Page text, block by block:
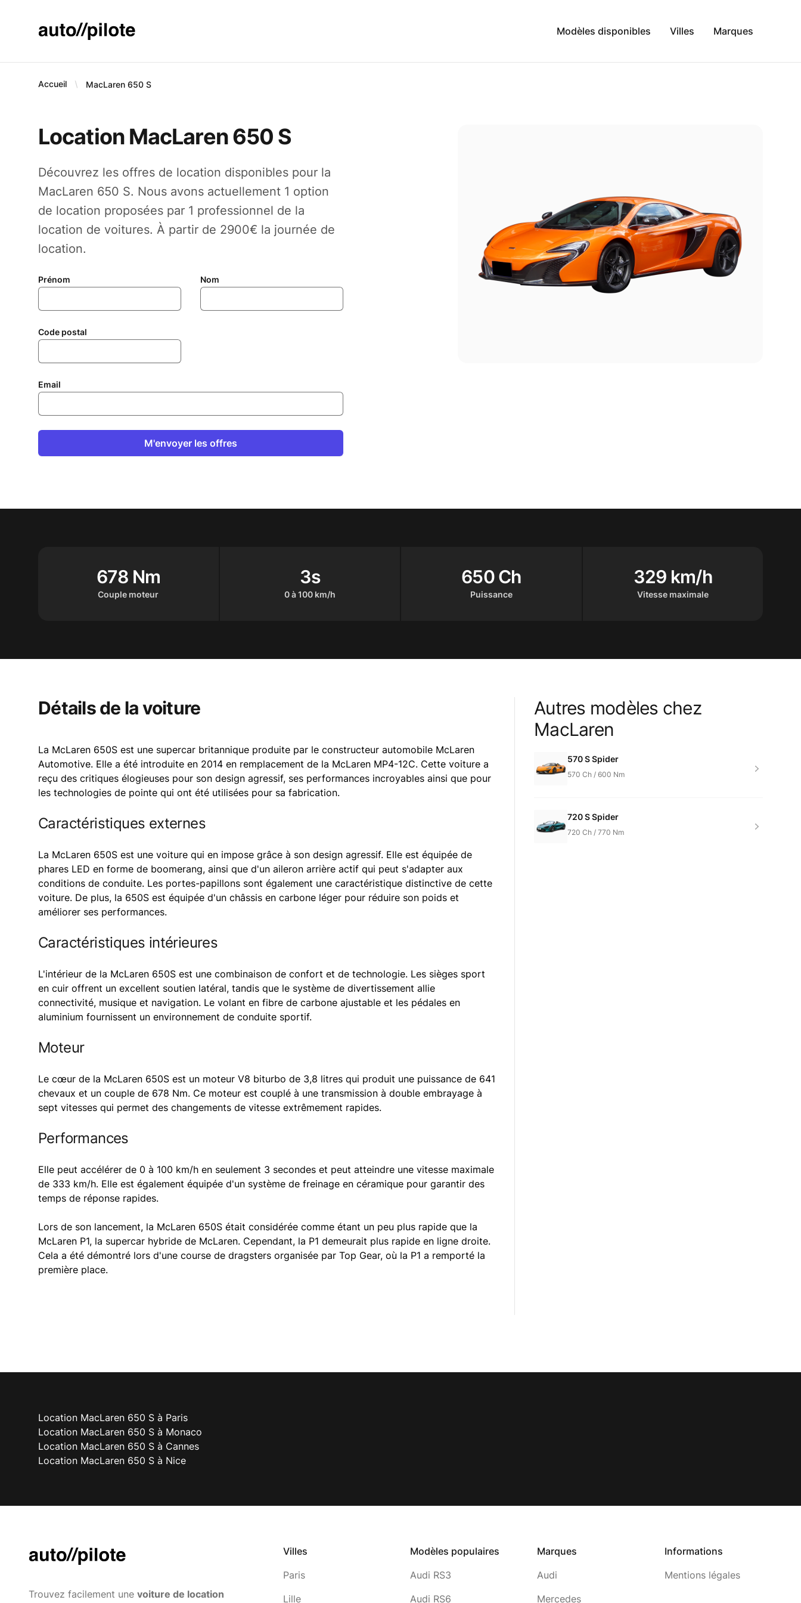
AUTO PILOTE Modèles disponibles Villes Marques
Accueil MacLaren 650 S
Location MacLaren 650 S
Découvrez les offres de location disponibles pour la
MacLaren 650 S. Nous avons actuellement 1 option
de location proposées par 1 professionnel de la
location de voitures. À partir de 2900€ la journée de
location.
Prénom Nom
Code postal
Email
M'envoyer les offres
Couple moteur
678 Nm
0 à 100 km/h
3s
Puissance
650 Ch
Vitesse maximale
329 km/h
Détails de la voiture Product information
Autres modèles chez
MacLaren
570 S Spider
570 Ch / 600 Nm
720 S Spider
720 Ch / 770 Nm
La McLaren 650S est une supercar britannique produite par le constructeur automobile McLaren
Automotive. Elle a été introduite en 2014 en remplacement de la McLaren MP4-12C. Cette voiture a
reçu des critiques élogieuses pour son design agressif, ses performances incroyables ainsi que pour
les technologies de pointe qui ont été utilisées pour sa fabrication.
Caractéristiques externes
La McLaren 650S est une voiture qui en impose grâce à son design agressif. Elle est équipée de
phares LED en forme de boomerang, ainsi que d'un aileron arrière actif qui peut s'adapter aux
conditions de conduite. Les portes-papillons sont également une caractéristique distinctive de cette
voiture. De plus, la 650S est équipée d'un châssis en carbone léger pour réduire son poids et
améliorer ses performances.
Caractéristiques intérieures
L'intérieur de la McLaren 650S est une combinaison de confort et de technologie. Les sièges sport
en cuir offrent un excellent soutien latéral, tandis que le système de divertissement allie
connectivité, musique et navigation. Le volant en fibre de carbone ajustable et les pédales en
aluminium fournissent un environnement de conduite sportif.
Moteur
Le cœur de la McLaren 650S est un moteur V8 biturbo de 3,8 litres qui produit une puissance de 641
chevaux et un couple de 678 Nm. Ce moteur est couplé à une transmission à double embrayage à
sept vitesses qui permet des changements de vitesse extrêmement rapides.
Performances
Elle peut accélérer de 0 à 100 km/h en seulement 3 secondes et peut atteindre une vitesse maximale
de 333 km/h. Elle est également équipée d'un système de freinage en céramique pour garantir des
temps de réponse rapides.
Lors de son lancement, la McLaren 650S était considérée comme étant un peu plus rapide que la
McLaren P1, la supercar hybride de McLaren. Cependant, la P1 demeurait plus rapide en ligne droite.
Cela a été démontré lors d'une course de dragsters organisée par Top Gear, où la P1 a remporté la
première place.
Location MacLaren 650 S à Paris
Location MacLaren 650 S à Monaco
Location MacLaren 650 S à Cannes
Location MacLaren 650 S à Nice
Trouvez facilement une voiture de location
Villes
Paris
Lille
Modèles populaires
Audi RS3
Audi RS6
Marques
Audi
Mercedes
Informations
Mentions légales